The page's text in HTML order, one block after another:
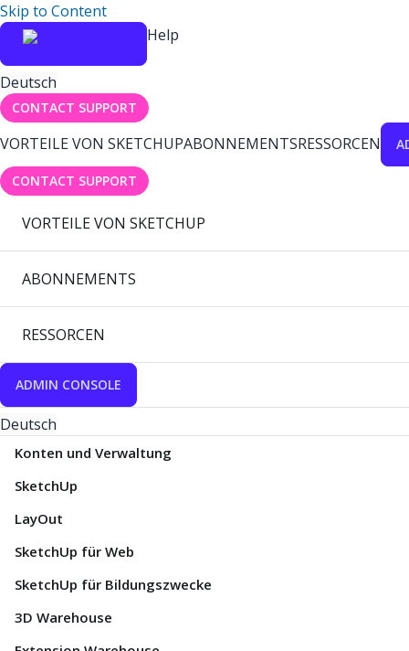
Skip to Content
Help
Deutsch
CONTACT SUPPORT
VORTEILE VON SKETCHUPABONNEMENTSRESSORCEN
CONTACT SUPPORT
VORTEILE VON SKETCHUP
ABONNEMENTS
RESSORCEN
ADMIN CONSOLE
Deutsch
Konten und Verwaltung
SketchUp
LayOut
SketchUp für Web
SketchUp für Bildungszwecke
3D Warehouse